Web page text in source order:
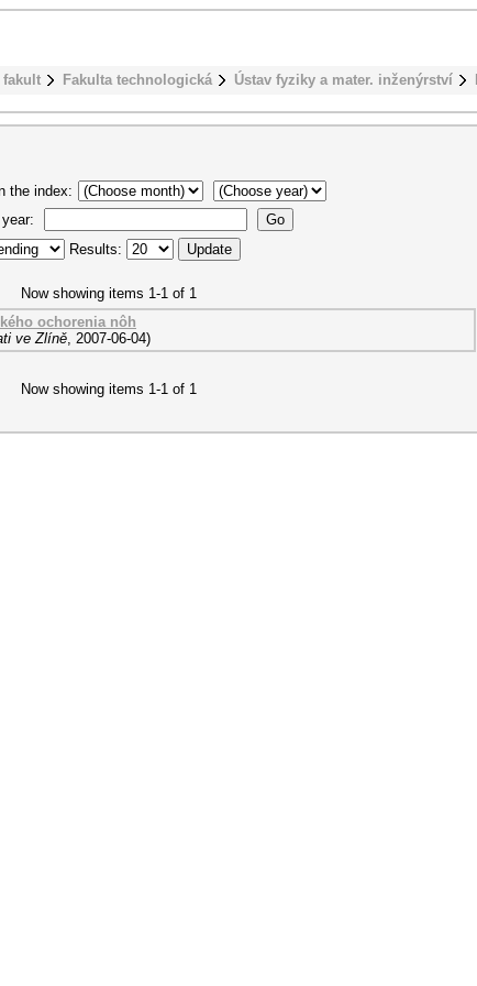
fakult Fakulta technologická Ústav fyziky a mater. inženýrství
the index:
Results:
Now showing items 1-1 of 1
ochorenia nôh
ve Zlíně, 2007-06-04)
Now showing items 1-1 of 1